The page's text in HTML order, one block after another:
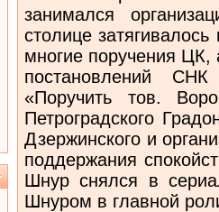
занимался
столице
многие поручения
постановлений
«Поручить тов.
Петроградского
Дзержинского и
поддержания
Шнур снялся в
Шнуром в главной